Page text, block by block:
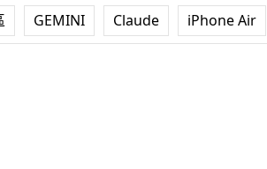
GEMINI Claude iPhone Air